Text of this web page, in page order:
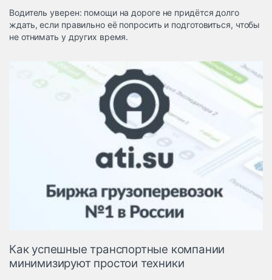
терминалы
Коммерческий
транспорт
Автосервис,
запчасти, шины
Топливо, масла и
автохимия
Дзен
Водитель уверен: помощи на дороге не придётся долго
ждать, если правильно её попросить и подготовиться, чтобы
не отнимать у других время.
Как успешные транспортные компании
минимизируют простои техники